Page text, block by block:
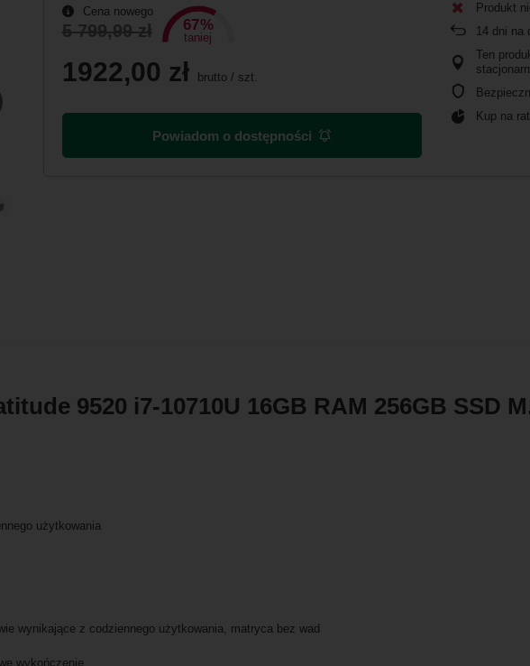
Cena nowego
5 799,99 zł 67%
taniej
1922,00 zł brutto/ szt.
Powiadom o dostępności
Produkt
14 dni na
Ten
Kup na
9520 i7-10710U 16GB RAM 256GB SSD
użytkowania
wynikające z codziennego użytkowania, matryca bez wad
wykończenie